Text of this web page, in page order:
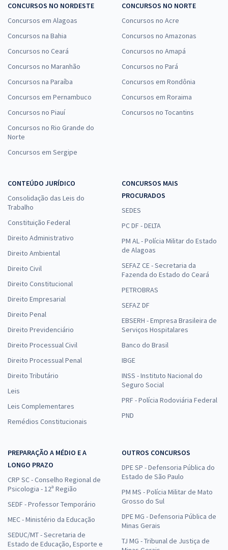
CONCURSOS NO NORDESTE
Concursos em Alagoas
Concursos na Bahia
Concursos no Ceará
Concursos no Maranhão
Concursos na Paraíba
Concursos em Pernambuco
Concursos no Piauí
Concursos no Rio Grande do
Norte
Concursos em Sergipe
CONCURSOS NO NORTE
Concursos no Acre
Concursos no Amazonas
Concursos no Amapá
Concursos no Pará
Concursos em Rondônia
Concursos em Roraima
Concursos no Tocantins
CONTEÚDO JURÍDICO
Consolidação das Leis do
Trabalho
Constituição Federal
Direito Administrativo
Direito Ambiental
Direito Civil
Direito Constitucional
Direito Empresarial
Direito Penal
Direito Previdenciário
Direito Processual Civil
Direito Processual Penal
Direito Tributário
Leis
Leis Complementares
Remédios Constitucionais
CONCURSOS MAIS
PROCURADOS
SEDES
PC DF - DELTA
PM AL - Polícia Militar do Estado
de Alagoas
SEFAZ CE - Secretaria da
Fazenda do Estado do Ceará
PETROBRAS
SEFAZ DF
EBSERH - Empresa Brasileira de
Serviços Hospitalares
Banco do Brasil
IBGE
INSS - Instituto Nacional do
Seguro Social
PRF - Polícia Rodoviária Federal
PND
PREPARAÇÃO A MÉDIO E A
LONGO PRAZO
CRP SC - Conselho Regional de
Psicologia - 12ª Região
SEDF - Professor Temporário
MEC - Ministério da Educação
SEDUC/MT - Secretaria de
Estado de Educação, Esporte e
OUTROS CONCURSOS
DPE SP - Defensoria Pública do
Estado de São Paulo
PM MS - Polícia Militar de Mato
Grosso do Sul
DPE MG - Defensoria Pública de
Minas Gerais
TJ MG - Tribunal de Justiça de